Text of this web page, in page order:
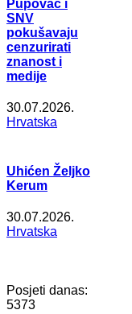
Pupovac i
SNV
pokušavaju
cenzurirati
znanost i
medije
30.07.2026.
Hrvatska
Uhićen Željko
Kerum
30.07.2026.
Hrvatska
Posjeti danas:
5373